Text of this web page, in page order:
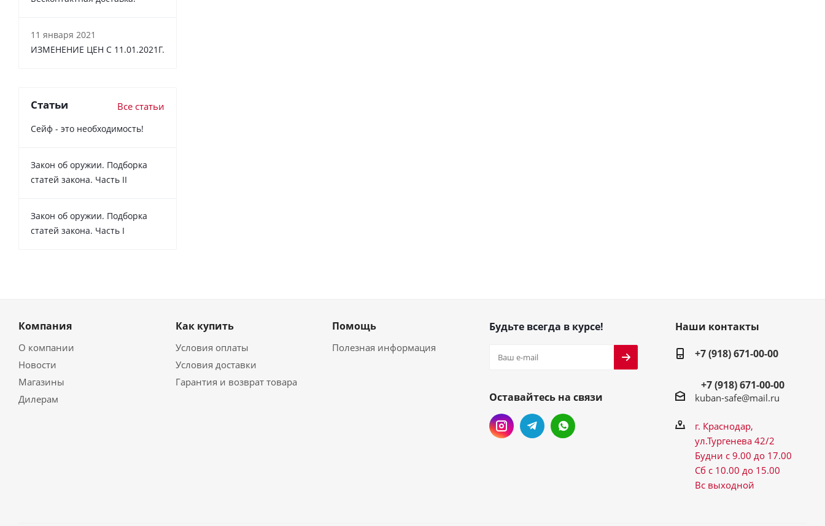
11 января 2021
ИЗМЕНЕНИЕ ЦЕН С 11.01.2021Г.
Статьи Все статьи
Сейф - это необходимость!
Закон об оружии. Подборка
статей закона. Часть II
Закон об оружии. Подборка
статей закона. Часть I
Компания
О компании
Новости
Магазины
Дилерам
Как купить
Условия оплаты
Условия доставки
Гарантия и возврат товара
Помощь
Полезная информация
Будьте всегда в курсе!
Оставайтесь на связи
Наши контакты
+7 (918) 671-00-00
+7 (918) 671-00-00
kuban-safe@mail.ru
г. Краснодар,
ул.Тургенева 42/2
Будни с 9.00 до 17.00
Сб с 10.00 до 15.00
Вс выходной